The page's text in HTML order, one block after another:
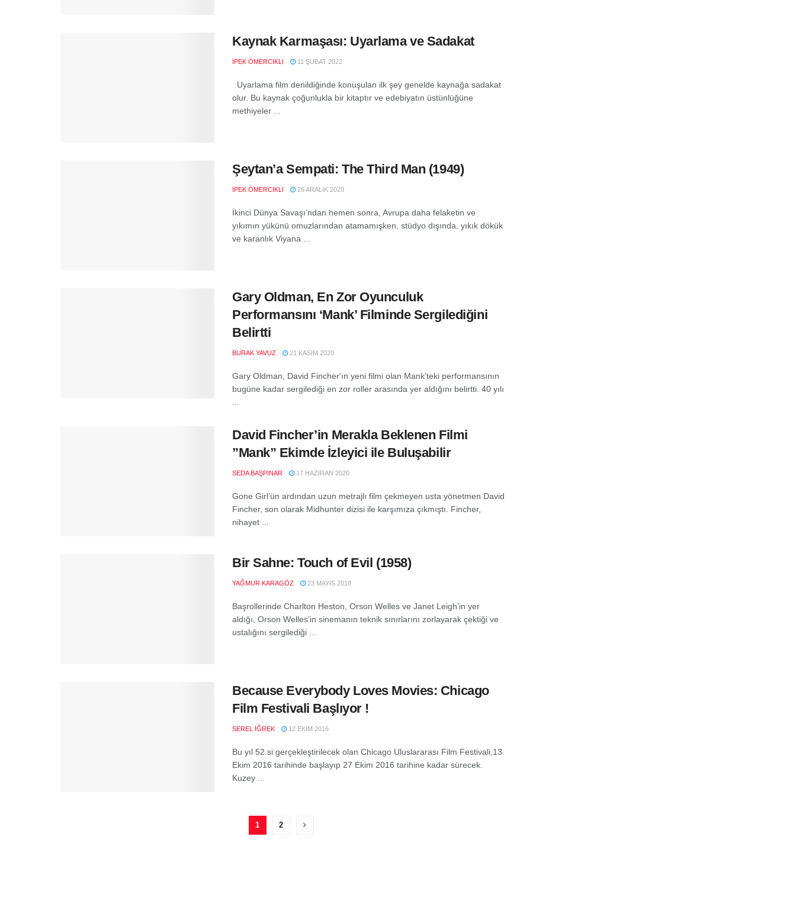
Kaynak Karmaşası: Uyarlama ve Sadakat
İPEK ÖMERCIKLI 11 ŞUBAT 2022
Uyarlama film denildiğinde konuşulan ilk şey genelde kaynağa sadakat
olur. Bu kaynak çoğunlukla bir kitaptır ve edebiyatın üstünlüğüne
methiyeler ...
Şeytan’a Sempati: The Third Man (1949)
İPEK ÖMERCIKLI 26 ARALIK 2020
İkinci Dünya Savaşı’ndan hemen sonra, Avrupa daha felaketin ve
yıkımın yükünü omuzlarından atamamışken, stüdyo dışında, yıkık dökük
ve karanlık Viyana ...
Gary Oldman, En Zor Oyunculuk
Performansını ‘Mank’ Filminde Sergilediğini
Belirtti
BURAK YAVUZ 21 KASIM 2020
Gary Oldman, David Fincher'ın yeni filmi olan Mank'teki performansının
bugüne kadar sergilediği en zor roller arasında yer aldığını belirtti. 40 yılı
David Fincher’in Merakla Beklenen Filmi
”Mank” Ekimde İzleyici ile Buluşabilir
SEDA BAŞPINAR 17 HAZIRAN 2020
Gone Girl’ün ardından uzun metrajlı film çekmeyen usta yönetmen David
Fincher, son olarak Midhunter dizisi ile karşımıza çıkmıştı. Fincher,
nihayet ...
Bir Sahne: Touch of Evil (1958)
YAĞMUR KARAGÖZ 23 MAYIS 2018
Başrollerinde Charlton Heston, Orson Welles ve Janet Leigh’in yer
aldığı, Orson Welles’in sinemanın teknik sınırlarını zorlayarak çektiği ve
ustalığını sergilediği ...
Because Everybody Loves Movies: Chicago
Film Festivali Başlıyor !
SEREL İĞREK 12 EKIM 2016
Bu yıl 52.si gerçekleştirilecek olan Chicago Uluslararası Film Festivali,13
Ekim 2016 tarihinde başlayıp 27 Ekim 2016 tarihine kadar sürecek.
Kuzey ...
1 2